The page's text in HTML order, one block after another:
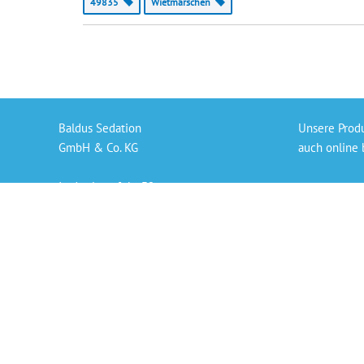
Baldus Sedation
GmbH & Co. KG
In der Langfuhr 32
Unsere
auch online